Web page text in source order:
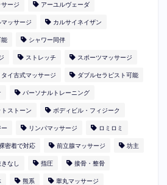
ージ アーユルヴェーダ
マッサージ カルサイネイザン
能 シャワー同伴
ストレッチ スポーツマッサージ
タイ古式マッサージ ダブルセラピスト可能
パーソナルトレーニング
トストーン ボディビル・フィジーク
リンパマッサージ ロミロミ
密着で対応 前立腺マッサージ 坊主
きなし 指圧 接骨・整骨
熊系 睾丸マッサージ